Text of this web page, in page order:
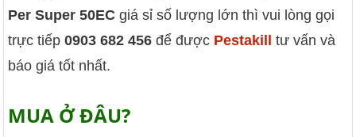
Per Super 50EC giá sỉ số lượng lớn thì vui lòng gọi
trực tiếp0903 682 456 để được Pestakill tư vấn và
báo giá tốt nhất.
MUA Ở ĐÂU?